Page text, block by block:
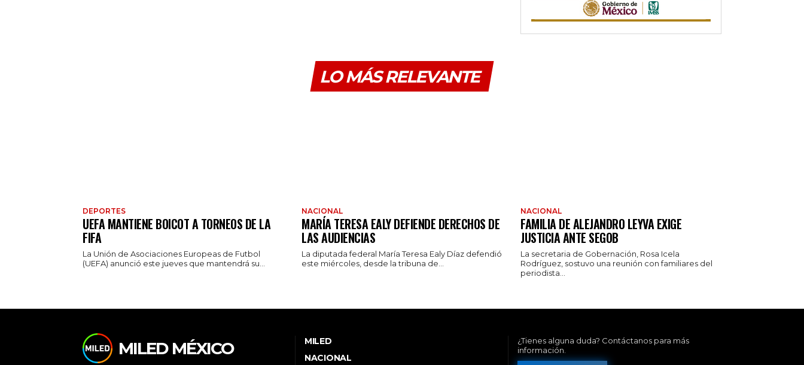
LO MÁS RELEVANTE
DEPORTES
UEFA MANTIENE BOICOT A TORNEOS DE LA
FIFA
La Unión de Asociaciones Europeas de Futbol
(UEFA) anunció este jueves que mantendrá su...
NACIONAL
MARÍA TERESA EALY DEFIENDE DERECHOS DE
LAS AUDIENCIAS
La diputada federal María Teresa Ealy Díaz defendió
este miércoles, desde la tribuna de...
NACIONAL
FAMILIA DE ALEJANDRO LEYVA EXIGE
JUSTICIA ANTE SEGOB
La secretaria de Gobernación, Rosa Icela
Rodríguez, sostuvo una reunión con familiares del
periodista...
MILED MÉXICO
MILED
NACIONAL
¿Tienes alguna duda? Contáctanos para más
información.